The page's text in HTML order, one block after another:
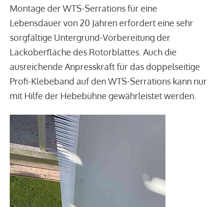
Montage der WTS-Serrations für eine
Lebensdauer von 20 Jahren erfordert eine sehr
sorgfältige Untergrund-Vorbereitung der
Lackoberfläche des Rotorblattes. Auch die
ausreichende Anpresskraft für das doppelseitige
Profi-Klebeband auf den WTS-Serrations kann nur
mit Hilfe der Hebebühne gewährleistet werden.